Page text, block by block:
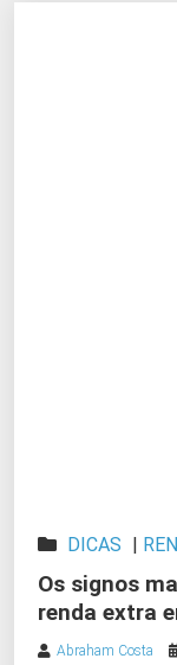
DICAS |
Os signos
renda extra
Abraham Costa